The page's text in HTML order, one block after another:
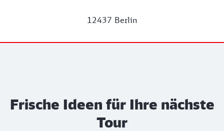
12437 Berlin
Frische Ideen für Ihre nächste
Tour